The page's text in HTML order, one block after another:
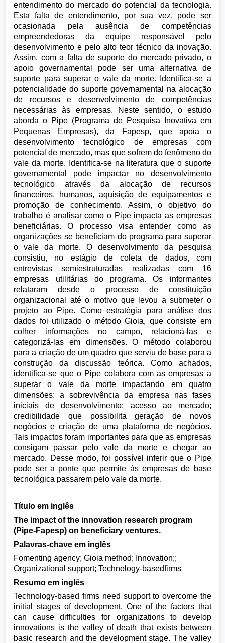
entendimento do mercado do potencial da tecnologia.
Esta falta de entendimento, por sua vez, pode ser
ocasionada pela ausência de competências
empreendedoras da equipe responsável pelo
desenvolvimento e pelo alto teor técnico da inovação.
Assim, com a falta de suporte do mercado privado, o
apoio governamental pode ser uma alternativa de
suporte para superar o vale da morte. Identifica-se a
potencialidade do suporte governamental na alocação
de recursos e desenvolvimento de competências
necessárias às empresas. Neste sentido, o estudo
aborda o Pipe (Programa de Pesquisa Inovativa em
Pequenas Empresas), da Fapesp, que apoia o
desenvolvimento tecnológico de empresas com
potencial de mercado, mas que sofrem do fenômeno do
vale da morte. Identifica-se na literatura que o suporte
governamental pode impactar no desenvolvimento
tecnológico através da alocação de recursos
financeiros, humanos, aquisição de equipamentos e
promoção de conhecimento. Assim, o objetivo do
trabalho é analisar como o Pipe impacta as empresas
beneficiárias. O processo visa entender como as
organizações se beneficiam do programa para superar
o vale da morte. O desenvolvimento da pesquisa
consistiu, no estágio de coleta de dados, com
entrevistas semiestruturadas realizadas com 16
empresas utilitárias do programa. Os informantes
relataram desde o processo de constituição
organizacional até o motivo que levou a submeter o
projeto ao Pipe. Como estratégia para análise dos
dados foi utilizado o método Gioia, que consiste em
colher informações no campo, relacioná-las e
categorizá-las em dimensões. O método colaborou
para a criação de um quadro que serviu de base para a
construção da discussão teórica. Como achados,
identifica-se que o Pipe colabora com as empresas a
superar o vale da morte impactando em quatro
dimensões: a sobrevivência da empresa nas fases
iniciais de desenvolvimento; acesso ao mercado;
credibilidade que possibilita geração de novos
negócios e criação de uma plataforma de negócios.
Tais impactos foram importantes para que as empresas
consigam passar pelo vale da morte e chegar ao
mercado. Desse modo, foi possível inferir que o Pipe
pode ser a ponte que permite às empresas de base
tecnológica passarem pelo vale da morte.
Título em inglês
The impact of the innovation research program
(Pipe-Fapesp) on beneficiary ventures.
Palavras-chave em inglês
Fomenting agency; Gioia method; Innovation;;
Organizational support; Technology-basedfirms
Resumo em inglês
Technology-based firms need support to overcome the
initial stages of development. One of the factors that
can cause difficulties for organizations to develop
innovations is the valley of death that exists between
basic research and the development stage. The valley